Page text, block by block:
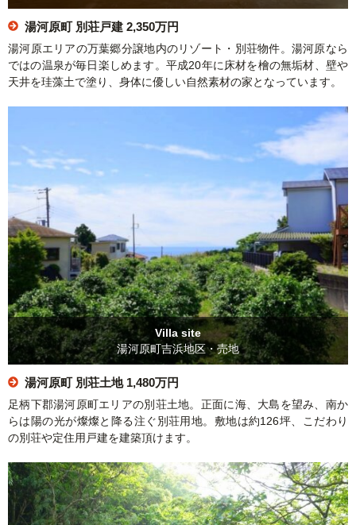
湯河原町 別荘戸建 2,350万円
湯河原エリアの万葉郷分譲地内のリゾート・別荘物件。湯河原なら
ではの温泉が毎日楽しめます。平成20年に床材を檜の無垢材、壁や
天井を珪藻土で塗り、身体に優しい自然素材の家となっています。
Villa site
湯河原町吉浜地区・売地
湯河原町 別荘土地 1,480万円
足柄下郡湯河原町エリアの別荘土地。正面に海、大島を望み、南か
らは陽の光が燦燦と降る注ぐ別荘用地。敷地は約126坪、こだわり
の別荘や定住用戸建を建築頂けます。